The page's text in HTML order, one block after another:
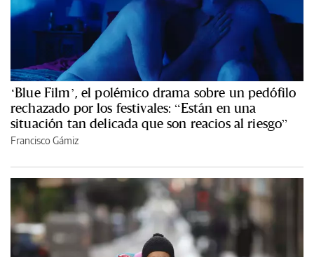
‘Blue Film’, el polémico drama sobre un pedófilo
rechazado por los festivales: “Están en una
situación tan delicada que son reacios al riesgo”
Francisco Gámiz